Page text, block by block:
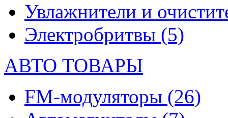
Увлажнители и
Электробритвы (5)
АВТО ТОВАРЫ
FM-модуляторы (26)